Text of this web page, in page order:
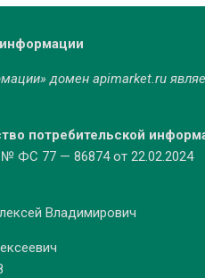
домен apimarket.ru
потребительской
ФС 77 — 86874 от 22.02.2024
Владимирович